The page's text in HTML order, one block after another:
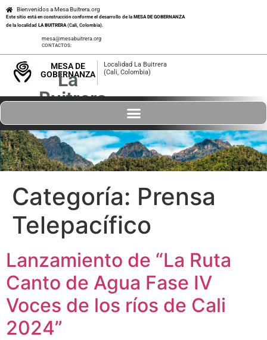
Bienvenidos a Mesa Buitrera.org
Este sitio está en construcción conforme el desarrollo de la MESA DE GOBERNANZA
de la localidad LA BUITRERA(Cali, Colombia).
CONTACTOS:
mesa@mesabuitrera.org
MESA DE
GOBERNANZA
La
Buitrera
Localidad La Buitrera
(Cali, Colombia)
Categoría: Prensa
Telepacífico
Lanzamiento de “La Ruta
Canto de Agua Fase IV
Voces de los ríos de Cali
2024”